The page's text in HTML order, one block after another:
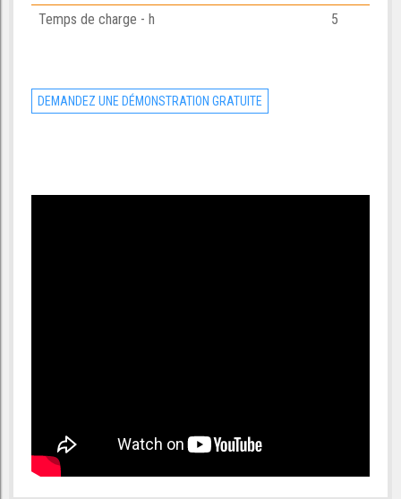
Temps de charge - h
5
DEMANDEZ UNE DÉMONSTRATION GRATUITE